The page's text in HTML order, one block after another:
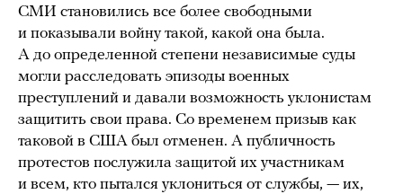
СМИ становились все более свободными
и показывали войну такой, какой она была.
А до определенной степени независимые суды
могли расследовать эпизоды военных
преступлений и давали возможность уклонистам
защитить свои права. Со временем призыв как
таковой в США был отменен. А публичность
протестов послужила защитой их участникам
и всем, кто пытался уклониться от службы, — их,